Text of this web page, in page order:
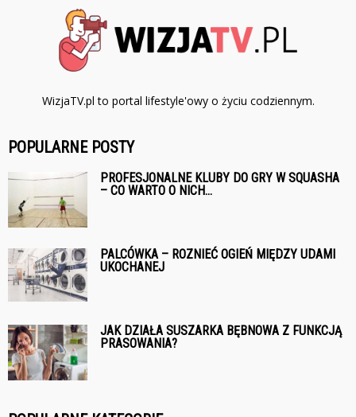
WizjaTV.pl to portal lifestyle'owy o życiu codziennym.
POPULARNE POSTY
PROFESJONALNE KLUBY DO GRY W SQUASHA
– CO WARTO O NICH...
PALCÓWKA – ROZNIEĆ OGIEŃ MIĘDZY UDAMI
UKOCHANEJ
JAK DZIAŁA SUSZARKA BĘBNOWA Z FUNKCJĄ
PRASOWANIA?